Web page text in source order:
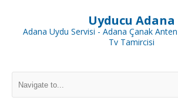
Uyducu Adana
Adana Uydu Servisi - Adana Çanak
Tv Tamircisi